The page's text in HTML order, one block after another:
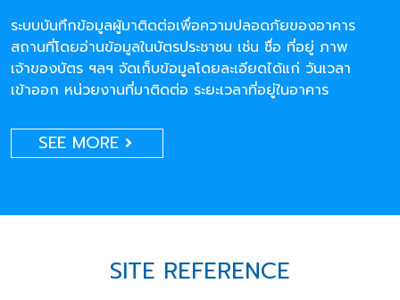
ระบบบันทึกข้อมูลผู้มาติดต่อเพื่อความปลอดภัยของอาคาร
สถานที่โดยอ่านข้อมูลในบัตรประชาชน เช่น ชื่อ ที่อยู่ ภาพ
เจ้าของบัตร ฯลฯ จัดเก็บข้อมูลโดยละเอียดได้แก่ วันเวลา
เข้าออก หน่วยงานที่มาติดต่อ ระยะเวลาที่อยู่ในอาคาร
SEE MORE
SITE REFERENCE